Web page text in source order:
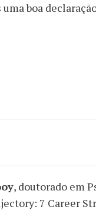
boa
, doutorado em
7 Career